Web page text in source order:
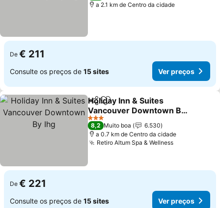
a 2.1 km de Centro da cidade
De € 211
Consulte os preços de 15 sites Ver preços
PartilharAdicionar aos favoritos
Holiday Inn & Suites
Vancouver Downtown By
Ihg
3 Estrelas
8,2 Muito boa
6.530
a 0.7 km de Centro da cidade
Retiro Altum Spa & Wellness
De € 221
Consulte os preços de 15 sites Ver preços